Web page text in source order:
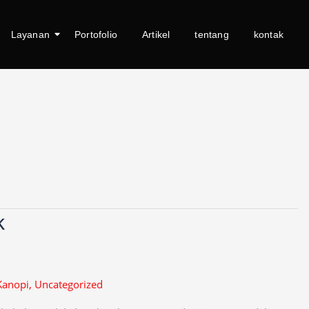
Layanan Portofolio Artikel tentang kontak
, Uncategorized